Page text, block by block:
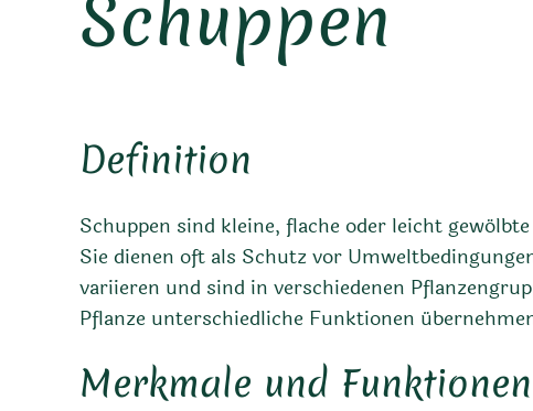
Schuppen
Definition
Schuppen sind kleine, flache oder leicht
Sie dienen oft als Schutz vor
variieren und sind in verschiedenen
Pflanze unterschiedliche Funktionen
Merkmale und